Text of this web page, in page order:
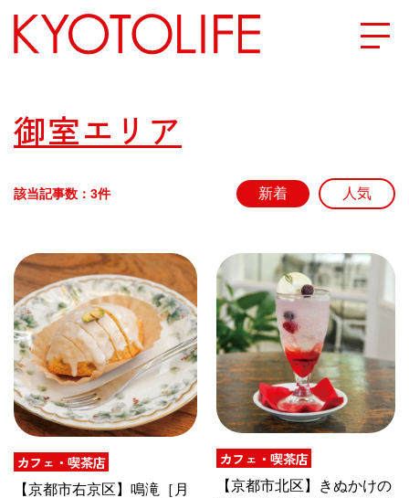
SPECIAL
NEW OPEN
SERIES
CULTURE
ABOUT US
御室エリア
該当記事数：3件
カフェ・喫茶店
【京都市右京区】鳴滝［月
カフェ・喫茶店
【京都市北区】きぬかけの